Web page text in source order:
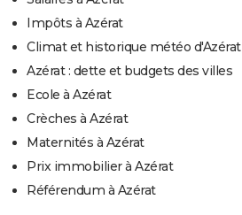
Impôts à Azérat
Climat et historique météo d'Azérat
Azérat : dette et budgets des villes
Ecole à Azérat
Crèches à Azérat
Maternités à Azérat
Prix immobilier à Azérat
Référendum à Azérat